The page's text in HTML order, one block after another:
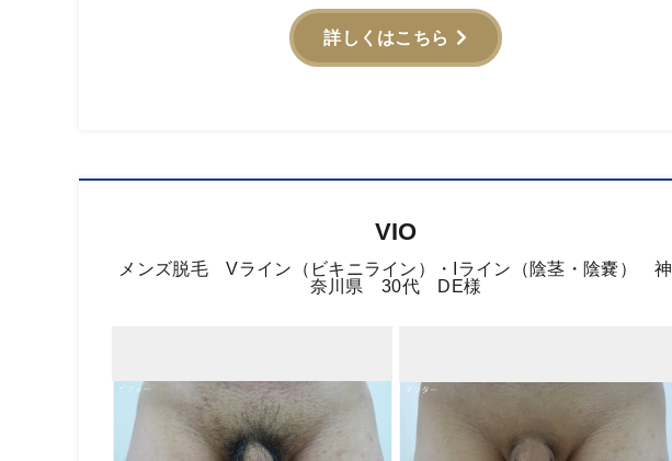
詳しくはこちら
VIO
メンズ脱毛 Vライン（ビキニライン）・Iライン（陰茎・陰嚢） 神
奈川県 30代 DE様